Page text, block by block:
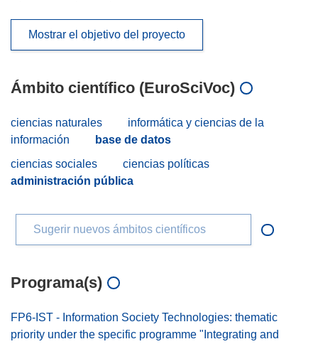
Mostrar el objetivo del proyecto
Ámbito científico (EuroSciVoc)
ciencias naturales
informática y ciencias de la
información
base de datos
ciencias sociales
ciencias políticas
administración pública
Sugerir nuevos ámbitos científicos
Programa(s)
FP6-IST - Information Society Technologies: thematic
priority under the specific programme "Integrating and